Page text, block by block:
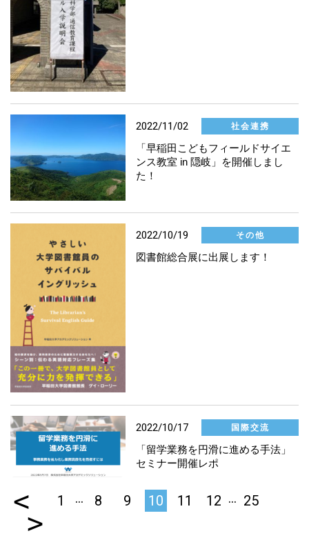
2022/11/02 社会連携
「早稲田こどもフィールドサイエ
ンス教室 in 隠岐」を開催しまし
た！
2022/10/19 その他
図書館総合展に出展します！
2022/10/17 国際交流
「留学業務を円滑に進める手法」
セミナー開催レポ
< 1 … 8 9 10 11 12 … 25
>